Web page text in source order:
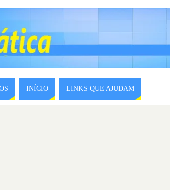
INÍCIO LINKS QUE AJUDAM